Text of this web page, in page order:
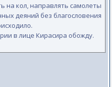
на кол, направлять самолеты
деяний без благословения
в лице Кирасира обожду.